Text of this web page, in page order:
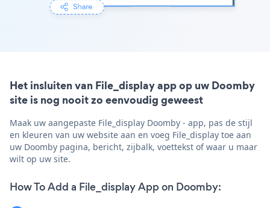
Het insluiten van File_display app op uw Doomby
site is nog nooit zo eenvoudig geweest
Maak uw aangepaste File_display Doomby - app, pas de stijl
en kleuren van uw website aan en voeg File_display toe aan
uw Doomby pagina, bericht, zijbalk, voettekst of waar u maar
wilt op uw site.
How To Add a File_display App on Doomby: